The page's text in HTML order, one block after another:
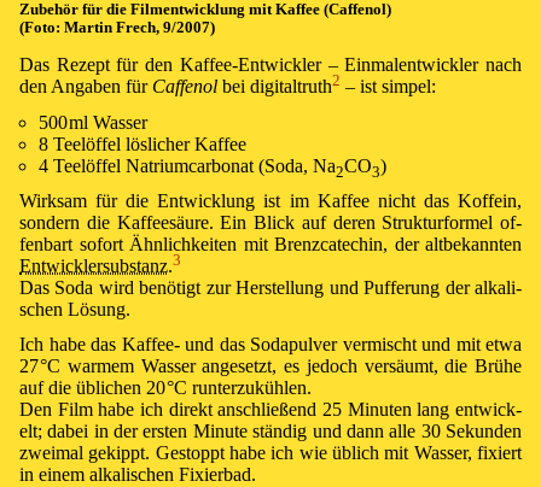
Zu­be­hör für die Film­ent­wick­lung mit Kaf­fee (Caffe­nol)
(Fo­to: Mar­tin Frech, 9/2007)
Das Re­zept für den Kaf­fee-Ent­wick­ler – Ein­mal­ent­wick­ler nach
den An­ga­ben für Caffe­nol bei digital­truth⁠2 – ist sim­pel:
500 ml Was­ser
8 Tee­löf­fel lös­li­cher Kaf­fee
4 Tee­löf­fel Na­tri­um­car­bo­nat (So­da, Na2CO3)
Wirk­sam für die Ent­wick­lung ist im Kaf­fee nicht das Kof­fe­in,
son­dern die Kaf­fee­säu­re. Ein Blick auf de­ren Struk­tur­for­mel of­
fen­bart so­fort Ähn­lich­keit­en mit Brenz­cate­chin, der alt­be­kan­nten
Ent­wick­ler­sub­stanz.⁠3
Das So­da wird be­nö­tigt zur Her­stel­lung und Puf­fer­ung der al­ka­li­
schen Lö­sung.
Ich ha­be das Kaf­fee- und das So­da­pul­ver ver­mischt und mit et­wa
27 °C war­mem Was­ser an­ge­setzt, es je­doch ver­säumt, die Brü­he
auf die üb­li­chen 20 °C run­ter­zu­küh­len.
Den Film ha­be ich di­rekt an­schlie­ßend 25 Mi­nu­ten lang ent­wick­
elt; da­bei in der ers­ten Mi­nu­te stän­dig und dann alle 30 Se­kun­den
zwei­mal ge­kippt. Ge­stoppt ha­be ich wie üb­lich mit Was­ser, fi­xiert
in ei­nem al­ka­li­schen Fi­xier­bad.